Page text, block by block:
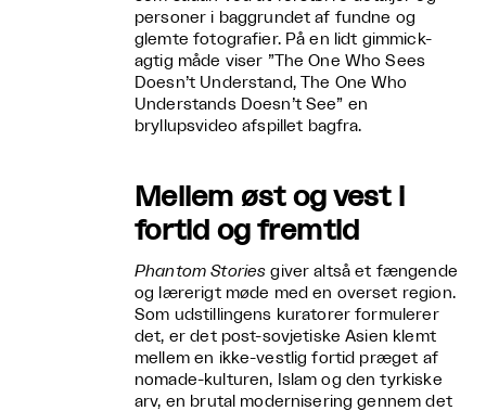
personer i baggrundet af fundne og
glemte fotografier. På en lidt gimmick-
agtig måde viser ”The One Who Sees
Doesn’t Understand, The One Who
Understands Doesn’t See” en
bryllupsvideo afspillet bagfra.
Mellem øst og vest i
fortid og fremtid
Phantom Stories giver altså et fængende
og lærerigt møde med en overset region.
Som udstillingens kuratorer formulerer
det, er det post-sovjetiske Asien klemt
mellem en ikke-vestlig fortid præget af
nomade-kulturen, Islam og den tyrkiske
arv, en brutal modernisering gennem det